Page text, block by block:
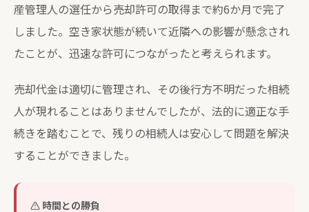
産管理人の選任から売却許可の取得まで約6か月で完了
しました。空き家状態が続いて近隣への影響が懸念され
たことが、迅速な許可につながったと考えられます。
売却代金は適切に管理され、その後行方不明だった相続
人が現れることはありませんでしたが、法的に適正な手
続きを踏むことで、残りの相続人は安心して問題を解決
することができました。
時間との勝負